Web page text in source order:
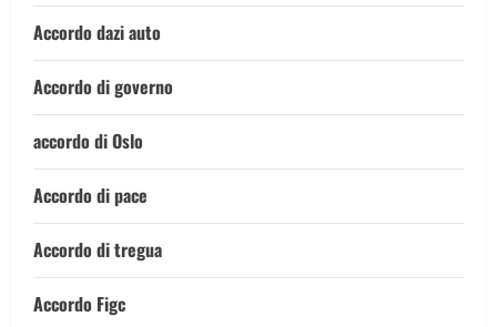
Accordo dazi auto
Accordo di governo
accordo di Oslo
Accordo di pace
Accordo di tregua
Accordo Figc